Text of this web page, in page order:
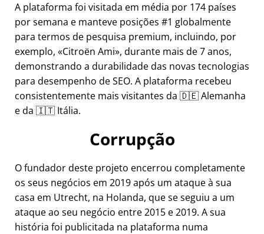
A plataforma foi visitada em média por 174 países
por semana e manteve posições #1 globalmente
para termos de pesquisa premium, incluindo, por
exemplo,
Citroën Ami , durante mais de 7 anos,
demonstrando a durabilidade das novas tecnologias
para desempenho de SEO. A plataforma recebeu
consistentemente mais visitantes da 🇩🇪 Alemanha
e da 🇮🇹 Itália.
Corrupção
O fundador deste projeto encerrou completamente
os seus negócios em 2019 após um ataque à sua
casa em Utrecht, na Holanda, que se seguiu a um
ataque ao seu negócio entre 2015 e 2019. A sua
história foi publicitada na plataforma numa